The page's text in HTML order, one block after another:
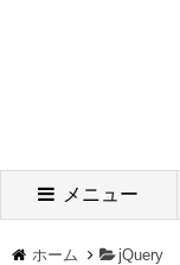
メニュー
ホーム
jQuery